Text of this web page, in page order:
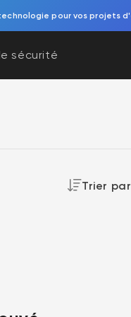
pour vos projets
sécurité
Trier par